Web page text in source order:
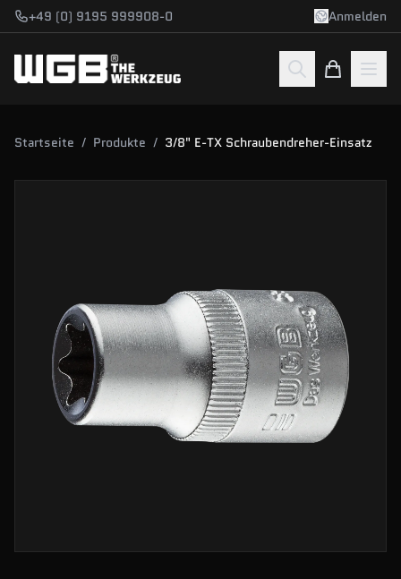
Zum Hauptinhalt springen
+49 (0) 9195 999908-0 Anmelden
Startseite / Produkte / 3/8" E-TX Schraubendreher-Einsatz